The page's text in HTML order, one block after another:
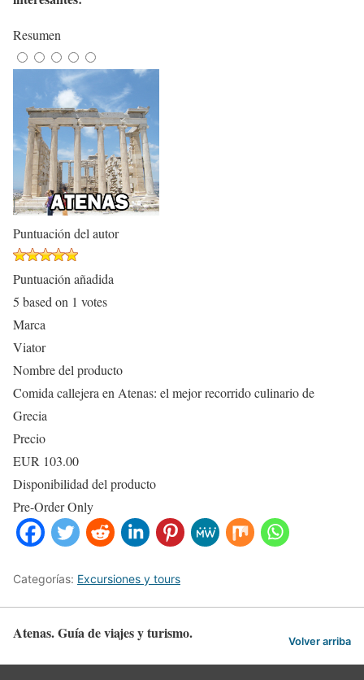
Resumen
Puntuación del autor
Puntuación añadida
5 based on 1 votes
Marca
Viator
Nombre del producto
Comida callejera en Atenas: el mejor recorrido culinario de
Grecia
Precio
EUR 103.00
Disponibilidad del producto
Pre-Order Only
Categorías: Excursiones y tours
Atenas. Guía de viajes y turismo. Volver arriba